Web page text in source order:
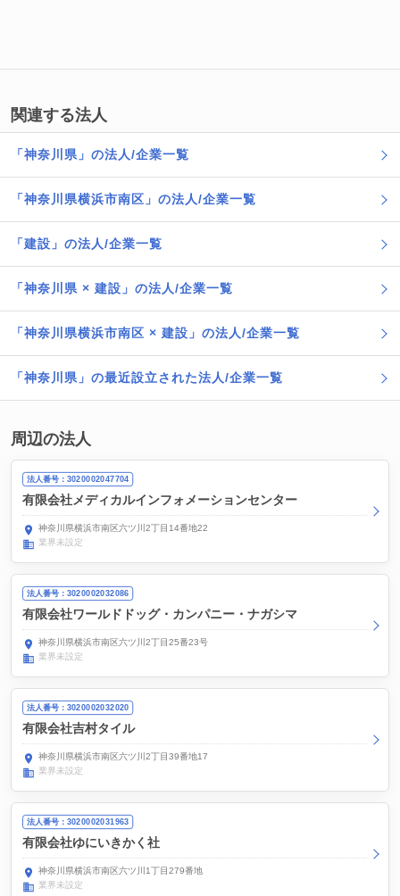
関連する法人
「神奈川県」の法人/企業一覧
「神奈川県横浜市南区」の法人/企業一覧
「建設」の法人/企業一覧
「神奈川県 × 建設」の法人/企業一覧
「神奈川県横浜市南区 × 建設」の法人/企業一覧
「神奈川県」の最近設立された法人/企業一覧
周辺の法人
法人番号：3020002047704
有限会社メディカルインフォメーションセンター
神奈川県横浜市南区六ツ川2丁目14番地22
業界未設定
法人番号：3020002032086
有限会社ワールドドッグ・カンパニー・ナガシマ
神奈川県横浜市南区六ツ川2丁目25番23号
業界未設定
法人番号：3020002032020
有限会社吉村タイル
神奈川県横浜市南区六ツ川2丁目39番地17
業界未設定
法人番号：3020002031963
有限会社ゆにいきかく社
神奈川県横浜市南区六ツ川1丁目279番地
業界未設定